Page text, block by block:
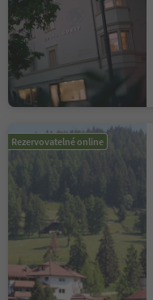
Rezervovatelné online